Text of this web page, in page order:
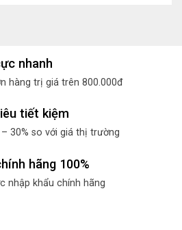
nhanh
hàng trị giá trên 800.000đ
tiết kiệm
30% so với giá thị trường
hãng 100%
nhập khẩu chính hãng